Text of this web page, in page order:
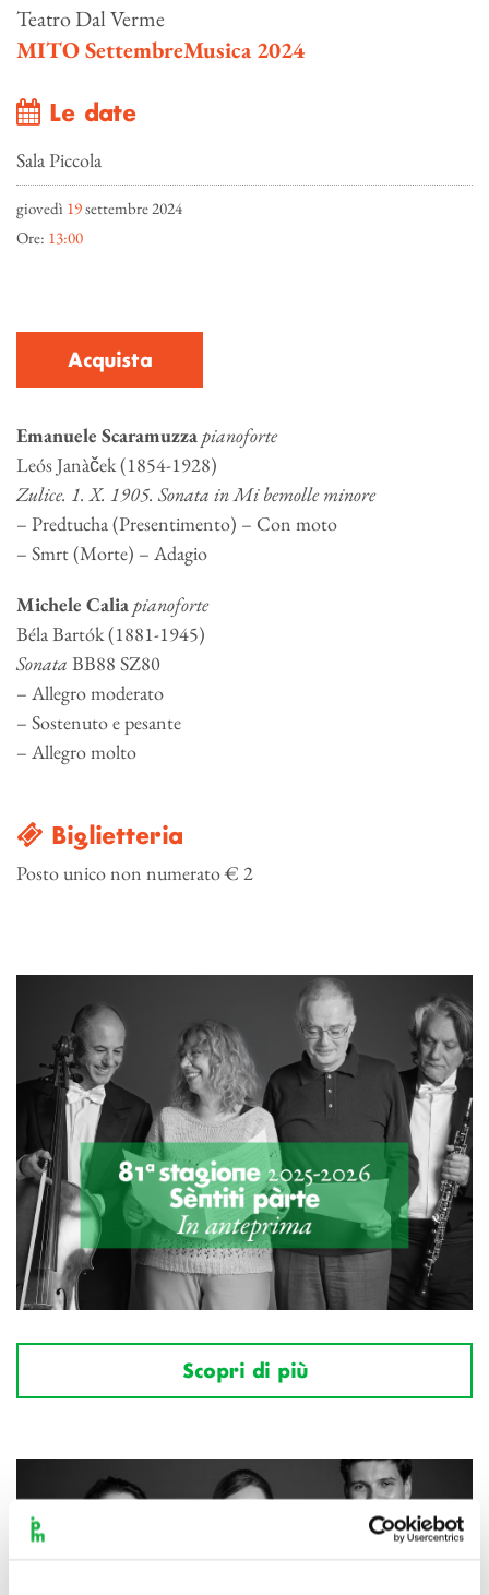
Teatro Dal Verme
MITO SettembreMusica 2024
Le date
Sala Piccola
giovedì 19settembre 2024
Ore: 13:00
Acquista
Emanuele Scaramuzzapianoforte
Leós Janàček (1854-1928)
Zulice. 1. X. 1905. Sonata in Mi bemolle minore
– Predtucha (Presentimento) – Con moto
– Smrt (Morte) – Adagio
Michele Caliapianoforte
Béla Bartók (1881-1945)
Sonata BB88 SZ80
– Allegro moderato
– Sostenuto e pesante
– Allegro molto
Biglietteria
Posto unico non numerato € 2
Scopri di più